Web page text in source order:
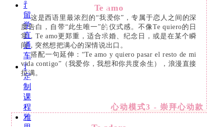
ꄷ
留
学
直
通
车
ꄷ
定
制
课
程
雅
Te amo
这是西语里最浓烈的“我爱你”，专属于恋人之间的深
度告白，自带“此生唯一”的仪式感。不像Te quiero的日
常，Te amo更郑重，适合求婚、纪念日，或是在某个瞬
间，突然想把满心的深情说出口。
搭配一句延伸：“Te amo y quiero pasar el resto de mi
vida contigo”（我爱你，我想和你共度余生），浪漫直接
拉满。
心动模式3 - 崇拜心动款
联
系
我
们
（客服二维码）